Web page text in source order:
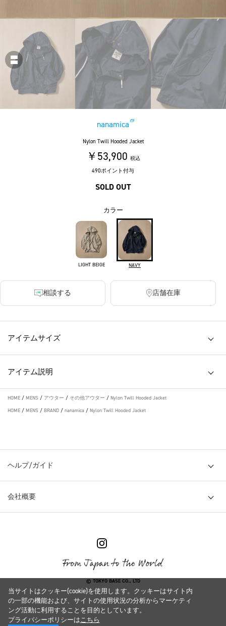
nanamica
Nylon Twill Hooded Jacket
￥53,900 税込
490ポイント付与
SOLD OUT
カラー
LIGHT BEIGE NAVY
相談する 店舗在庫
アイテムサイズ
アイテム説明
HOME / MENS / アウター / その他アウター / Nylon Twill Hooded Jacket
HOME / MENS / BRAND / nanamica / Nylon Twill Hooded Jacket
ヘルプ/ガイド
会社概要
© TOKYO BASE CO., LTD
当サイトはクッキー(cookie)を使用します。クッキーはサイト内
の一部の機能および、サイトの使用状況の分析からマーケティ
ング活動に利用することを目的としています。
プライバシーポリシーはこちら